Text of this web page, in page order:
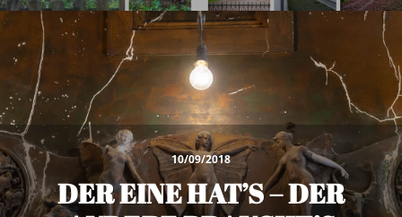
10/09/2018
DER EINE HAT’S – DER